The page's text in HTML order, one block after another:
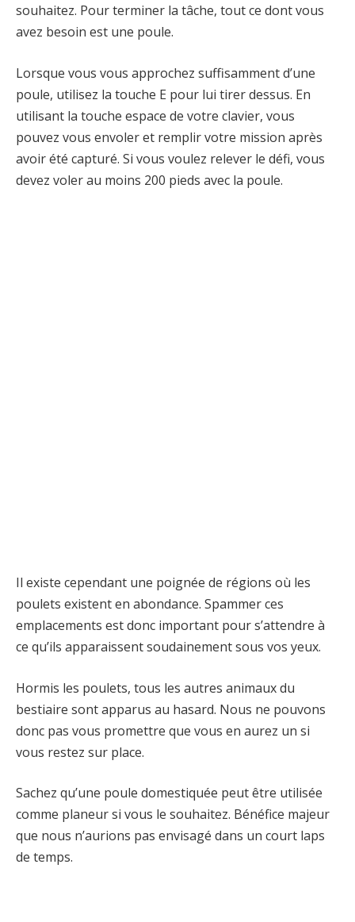
souhaitez. Pour terminer la tâche, tout ce dont vous
avez besoin est une poule.
Lorsque vous vous approchez suffisamment d’une
poule, utilisez la touche E pour lui tirer dessus. En
utilisant la touche espace de votre clavier, vous
pouvez vous envoler et remplir votre mission après
avoir été capturé. Si vous voulez relever le défi, vous
devez voler au moins 200 pieds avec la poule.
Il existe cependant une poignée de régions où les
poulets existent en abondance. Spammer ces
emplacements est donc important pour s’attendre à
ce qu’ils apparaissent soudainement sous vos yeux.
Hormis les poulets, tous les autres animaux du
bestiaire sont apparus au hasard. Nous ne pouvons
donc pas vous promettre que vous en aurez un si
vous restez sur place.
Sachez qu’une poule domestiquée peut être utilisée
comme planeur si vous le souhaitez. Bénéfice majeur
que nous n’aurions pas envisagé dans un court laps
de temps.